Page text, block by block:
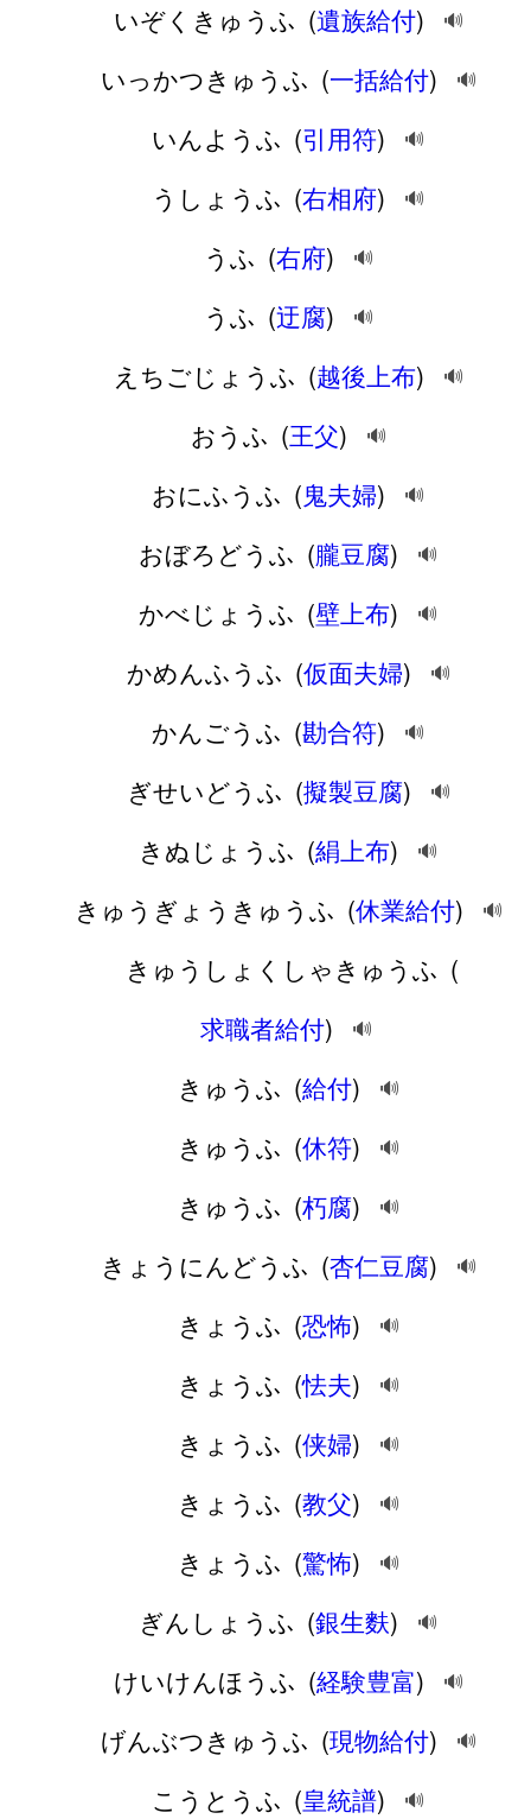
いぞくきゅうふ (遺族給付) 🔊
いっかつきゅうふ (一括給付) 🔊
いんようふ (引用符) 🔊
うしょうふ (右相府) 🔊
うふ (右府) 🔊
うふ (迂腐) 🔊
えちごじょうふ (越後上布) 🔊
おうふ (王父) 🔊
おにふうふ (鬼夫婦) 🔊
おぼろどうふ (朧豆腐) 🔊
かべじょうふ (壁上布) 🔊
かめんふうふ (仮面夫婦) 🔊
かんごうふ (勘合符) 🔊
ぎせいどうふ (擬製豆腐) 🔊
きぬじょうふ (絹上布) 🔊
きゅうぎょうきゅうふ (休業給付) 🔊
きゅうしょくしゃきゅうふ (
求職者給付) 🔊
きゅうふ (給付) 🔊
きゅうふ (休符) 🔊
きゅうふ (朽腐) 🔊
きょうにんどうふ (杏仁豆腐) 🔊
きょうふ (恐怖) 🔊
きょうふ (怯夫) 🔊
きょうふ (侠婦) 🔊
きょうふ (教父) 🔊
きょうふ (驚怖) 🔊
ぎんしょうふ (銀生麩) 🔊
けいけんほうふ (経験豊富) 🔊
げんぶつきゅうふ (現物給付) 🔊
こうとうふ (皇統譜) 🔊